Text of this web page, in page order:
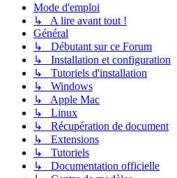
Mode d'emploi
↳ A lire avant tout !
Général
↳ Débutant sur ce Forum
↳ Installation et configuration
↳ Tutoriels d'installation
↳ Windows
↳ Apple Mac
↳ Linux
↳ Récupération de document
↳ Extensions
↳ Tutoriels
↳ Documentation officielle